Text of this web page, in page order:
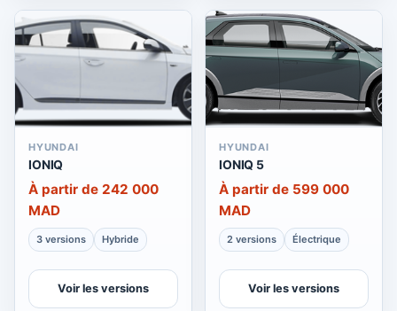
HYUNDAI
IONIQ
À partir de 242 000
MAD
3 versions Hybride
Voir les versions
HYUNDAI
IONIQ 5
À partir de 599 000
MAD
2 versions Électrique
Voir les versions